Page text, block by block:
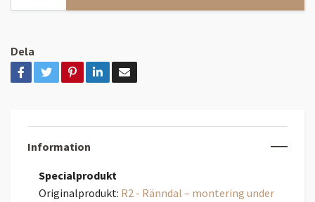
Dela
Information
Specialprodukt
Originalprodukt: R2 - Ränndal – montering under